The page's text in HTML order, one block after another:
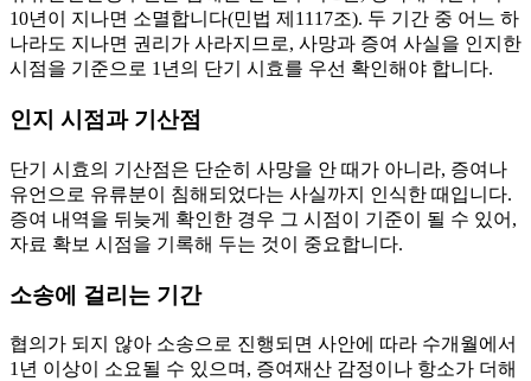
10년이 지나면 소멸합니다(민법 제1117조). 두 기간 중 어느 하
나라도 지나면 권리가 사라지므로, 사망과 증여 사실을 인지한
시점을 기준으로 1년의 단기 시효를 우선 확인해야 합니다.
인지 시점과 기산점
단기 시효의 기산점은 단순히 사망을 안 때가 아니라, 증여나
유언으로 유류분이 침해되었다는 사실까지 인식한 때입니다.
증여 내역을 뒤늦게 확인한 경우 그 시점이 기준이 될 수 있어,
자료 확보 시점을 기록해 두는 것이 중요합니다.
소송에 걸리는 기간
협의가 되지 않아 소송으로 진행되면 사안에 따라 수개월에서
1년 이상이 소요될 수 있으며, 증여재산 감정이나 항소가 더해